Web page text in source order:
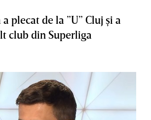
plecat de la ”U” Cluj şi a
club din Superliga